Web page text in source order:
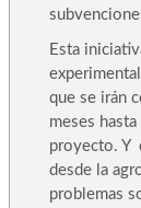
Esta
que se irán
meses
proyecto. Y
desde la
problemas